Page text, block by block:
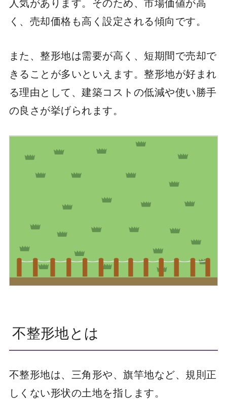
く、売却価格も高く設定される傾向です。
また、整形地は需要が高く、短期間で売却で
きることが多いといえます。整形地が好まれ
る理由として、建築コストの低減や使い勝手
の良さが挙げられます。
不整形地とは
不整形地は、三角形や、旗竿地など、規則正
しくない形状の土地を指します。